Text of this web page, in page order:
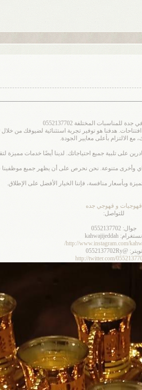
للمناسبات المختلفة 0552137702
هدفنا هو توفير تجربة استثنائية لضيوفك من
مع الالتزام بأعلى معايير الجودة.
تلبية جميع احتياجاتك. لدينا أيضًا خدمات مميزة
وأخرى متنوعة. نحن نحرص على أن يظهر جميع
وبأسعار منافسة، فإننا الخيار الأفضل على الإطلاق.
قهوجيات و قهوجي جده
للتواصل:
جوال: 0552137702
انستغرام: kahwajijeddah
http://www.instagram.com/
تويتر: @0552137702Ry
http://twitter.com/